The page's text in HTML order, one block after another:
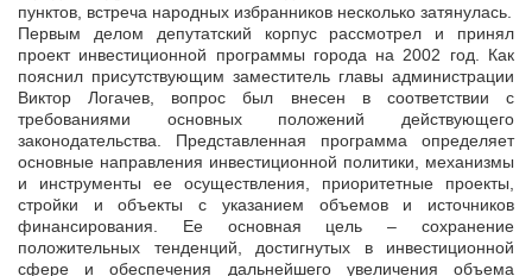
пунктов, встреча народных избранников несколько затянулась.
Первым делом депутатский корпус рассмотрел и принял
проект инвестиционной программы города на 2002 год. Как
пояснил присутствующим заместитель главы администрации
Виктор Логачев, вопрос был внесен в соответствии с
требованиями основных положений действующего
законодательства. Представленная программа определяет
основные направления инвестиционной политики, механизмы
и инструменты ее осуществления, приоритетные проекты,
стройки и объекты с указанием объемов и источников
финансирования. Ее основная цель – сохранение
положительных тенденций, достигнутых в инвестиционной
сфере и обеспечения дальнейшего увеличения объема